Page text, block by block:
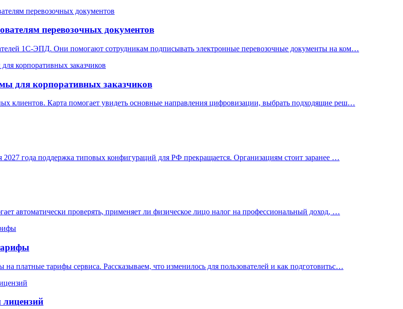
перевозочных документов
1С-ЭПД. Они помогают сотрудникам подписывать электронные перевозочные документы на ком…
для корпоративных заказчиков
клиентов. Карта помогает увидеть основные направления цифровизации, выбрать подходящие реш…
года поддержка типовых конфигураций для РФ прекращается. Организациям стоит заранее …
автоматически проверять, применяет ли физическое лицо налог на профессиональный доход, …
платные тарифы сервиса. Рассказываем, что изменилось для пользователей и как подготовитьс…
лицензий